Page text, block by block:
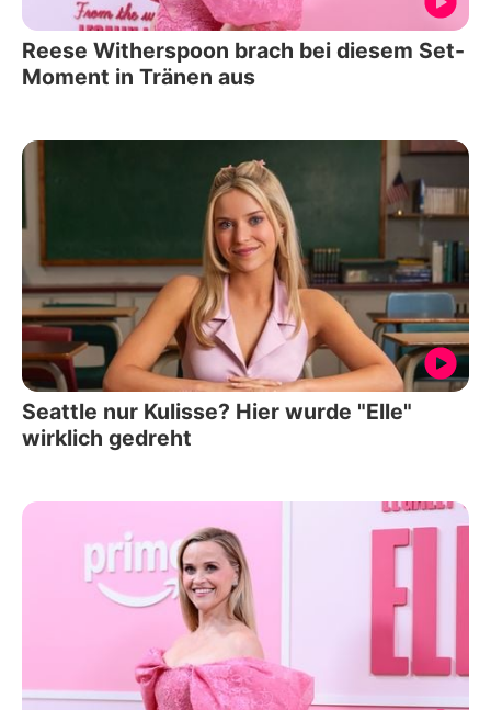
Reese Witherspoon brach bei diesem Set-
Moment in Tränen aus
Seattle nur Kulisse? Hier wurde "Elle"
wirklich gedreht